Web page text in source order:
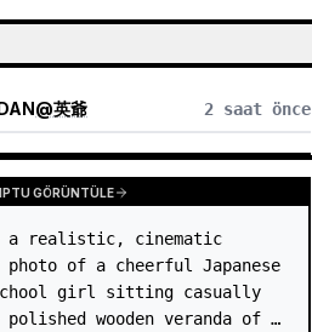
@英爺 2 saat önce
GÖRÜNTÜLE
a realistic, cinematic
photo of a cheerful Japanese
girl sitting casually
polished wooden veranda of a